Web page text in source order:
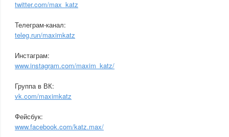
twitter.com/max_katz
Телеграм-канал:
teleg.run/maximkatz
Инстаграм:
www.instagram.com/maxim_katz/
Группа в ВК:
vk.com/maximkatz
Фейсбук:
www.facebook.com/katz.max/